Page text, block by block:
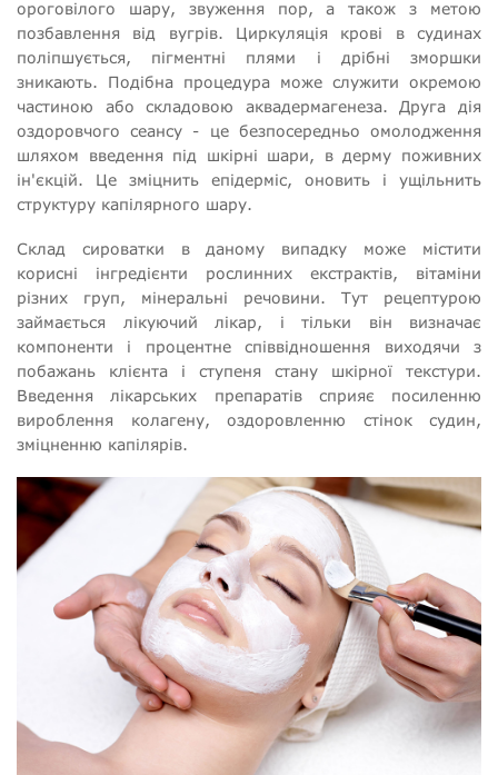
ороговілого шару, звуження пор, а також з метою
позбавлення від вугрів. Циркуляція крові в судинах
поліпшується, пігментні плями і дрібні зморшки
зникають. Подібна процедура може служити окремою
частиною або складовою аквадермагенеза. Друга дія
оздоровчого сеансу - це безпосередньо омолодження
шляхом введення під шкірні шари, в дерму поживних
ін'єкцій. Це зміцнить епідерміс, оновить і ущільнить
структуру капілярного шару.
Склад сироватки в даному випадку може містити
корисні інгредієнти рослинних екстрактів, вітаміни
різних груп, мінеральні речовини. Тут рецептурою
займається лікуючий лікар, і тільки він визначає
компоненти і процентне співвідношення виходячи з
побажань клієнта і ступеня стану шкірної текстури.
Введення лікарських препаратів сприяє посиленню
вироблення колагену, оздоровленню стінок судин,
зміцненню капілярів.